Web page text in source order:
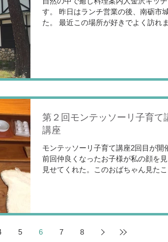
す。 昨日はランチ営業の後、南砺市
た。 最近この場所が好きでよく訪れ
第２回モンテッソーリ子育て
講座
モンテッソーリ子育て講座2回目が開
前回仲良くなったお子様が私の顔を見
見せてくれた。このおばちゃん見たこ
5 6 7 8